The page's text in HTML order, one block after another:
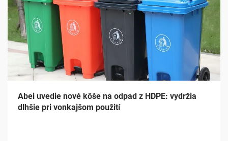
Abei uvedie nové kôše na odpad z HDPE: vydržia
dlhšie pri vonkajšom použití